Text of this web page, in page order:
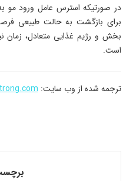
در صورتیکه استرس عامل ورود مو
برای بازگشت به حالت طبیعی
بخش و رژیم غذایی متعادل، زمان
است.
ترجمه شده از وب سایت: